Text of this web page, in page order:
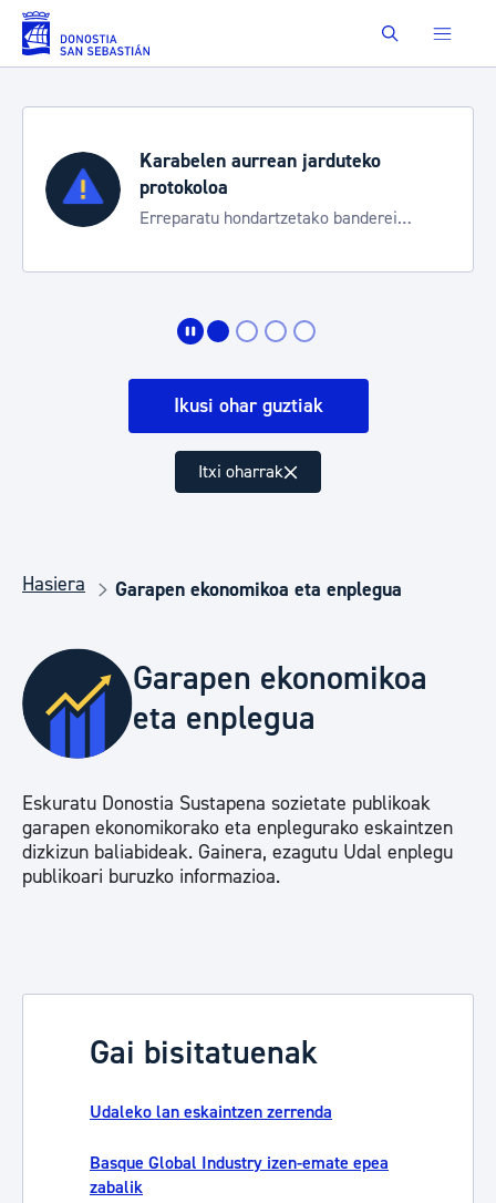
Eduki nagusira joan Buscar
Karabelen aurrean jarduteko
protokoloa
Erreparatu hondartzetako banderei
Ikusi ohar guztiak
Itxi oharrak
Hasiera Garapen ekonomikoa eta enplegua
Garapen ekonomikoa
eta enplegua
Eskuratu Donostia Sustapena sozietate publikoak
garapen ekonomikorako eta enplegurako eskaintzen
dizkizun baliabideak. Gainera, ezagutu Udal enplegu
publikoari buruzko informazioa.
Gai bisitatuenak
Udaleko lan eskaintzen zerrenda
Basque Global Industry izen-emate epea
zabalik